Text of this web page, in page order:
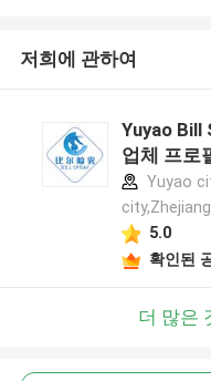
저희에 관하여
Yuyao Bill
업체 프로
Yuyao
5.0
확인된
더 많은